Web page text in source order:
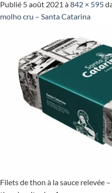
Publié 5 août 2021 à842 × 595
molho cru – Santa Catarina
Filets de thon à la sauce relevée